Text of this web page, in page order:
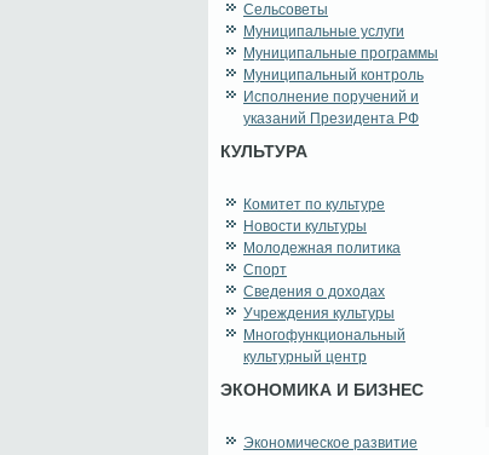
Сельсоветы
Муниципальные услуги
Муниципальные программы
Муниципальный контроль
Исполнение поручений и
указаний Президента РФ
КУЛЬТУРА
Комитет по культуре
Новости культуры
Молодежная политика
Спорт
Сведения о доходах
Учреждения культуры
Многофункциональный
культурный центр
ЭКОНОМИКА И БИЗНЕС
Экономическое развитие